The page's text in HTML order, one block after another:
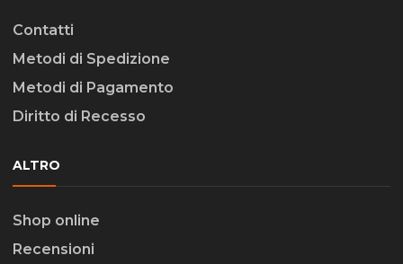
Contatti
Metodi di Spedizione
Metodi di Pagamento
Diritto di Recesso
ALTRO
Shop online
Recensioni